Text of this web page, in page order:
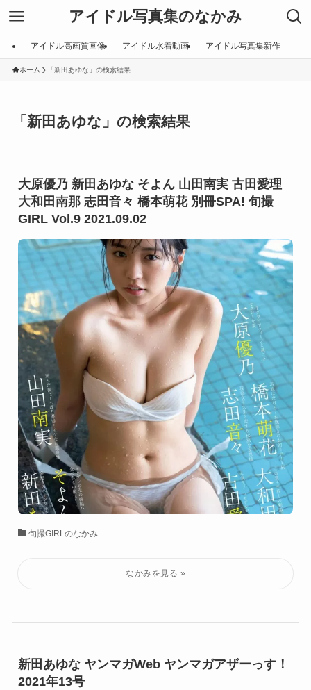
アイドル写真集のなかみ
アイドル高画質画像 アイドル水着動画 アイドル写真集新作
ホーム 「新田あゆな」の検索結果
「新田あゆな」の検索結果
大原優乃 新田あゆな そよん 山田南実 古田愛理
大和田南那 志田音々 橋本萌花 別冊SPA! 旬撮
GIRL Vol.9 2021.09.02
旬撮GIRLのなかみ
新田あゆな ヤンマガWeb ヤンマガアザーっす！
2021年13号